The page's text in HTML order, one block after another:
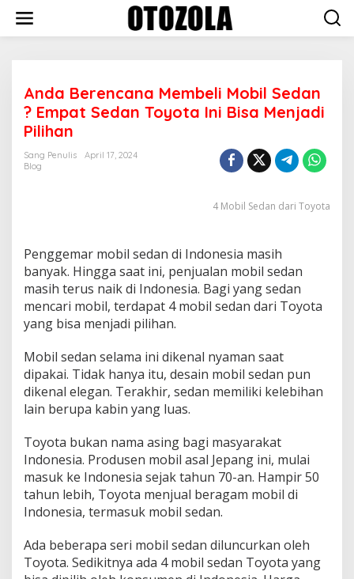
content
Anda Berencana Membeli Mobil Sedan
? Empat Sedan Toyota Ini Bisa Menjadi
Pilihan
Sang Penulis
April 17, 2024
Blog
4 Mobil Sedan dari Toyota
Penggemar mobil sedan di Indonesia masih
banyak. Hingga saat ini, penjualan mobil sedan
masih terus naik di Indonesia. Bagi yang sedan
mencari mobil, terdapat 4 mobil sedan dari Toyota
yang bisa menjadi pilihan.
Mobil sedan selama ini dikenal nyaman saat
dipakai. Tidak hanya itu, desain mobil sedan pun
dikenal elegan. Terakhir, sedan memiliki kelebihan
lain berupa kabin yang luas.
Toyota bukan nama asing bagi masyarakat
Indonesia. Produsen mobil asal Jepang ini, mulai
masuk ke Indonesia sejak tahun 70-an. Hampir 50
tahun lebih, Toyota menjual beragam mobil di
Indonesia, termasuk mobil sedan.
Ada beberapa seri mobil sedan diluncurkan oleh
Toyota. Sedikitnya ada 4 mobil sedan Toyota yang